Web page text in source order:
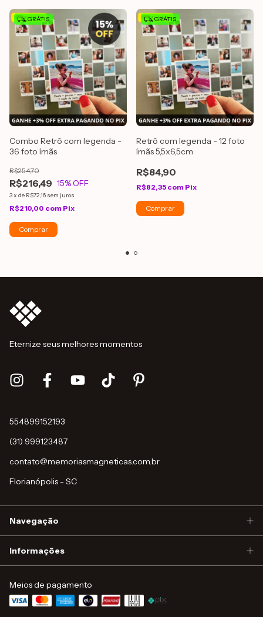
GRÁTIS
Combo Retrô com legenda -
36 foto ímãs
R$216,49
R$254,70
15% OFF
3x de R$72,16 sem juros
R$210,00 com Pix
Comprar
GRÁTIS
Retrô com legenda - 12 foto
ímãs 5,5x6,5cm
R$84,90
R$82,35 com Pix
Eternize seus melhores momentos
554899152193
(31) 999123487
contato@memoriasmagneticas.com.br
Florianópolis - SC
Navegação
Informações
Meios de pagamento